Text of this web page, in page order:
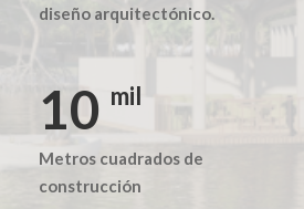
diseño arquitectónico.
14 mil
Metros cuadrados de
construcción